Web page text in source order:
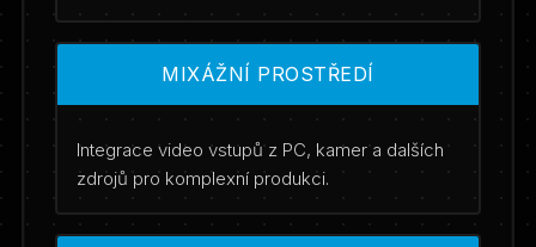
MIXÁŽNÍ PROSTŘEDÍ
Integrace video vstupů z PC, kamer a dalších
zdrojů pro komplexní produkci.